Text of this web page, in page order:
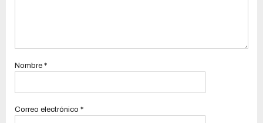
Nombre *
Correo electrónico *